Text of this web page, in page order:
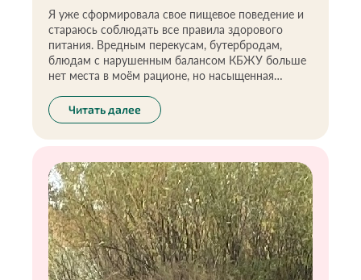
Я уже сформировала свое пищевое поведение и
стараюсь соблюдать все правила здорового
питания. Вредным перекусам, бутербродам,
блюдам с нарушенным балансом КБЖУ больше
нет места в моём рационе, но насыщенная
коррективы. И, признаюсь честно, у меня тоже
бывают сбои. Думаю, всем знакома ситуация,
когда днём ты стараешься питаться правильно, а
съесть что-нибудь неполезное. Почему именно
перед сном появляется чувство голода, как его
можно обмануть, и какие способы помогают мне
справиться с ночным «дожором» — обо всём
этом в моей колонке.
Читать далее